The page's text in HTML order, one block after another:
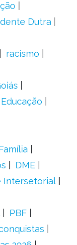
Dutra
racismo
DME
Intersetorial
PBF